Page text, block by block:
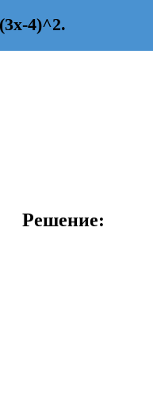
4)^2.
Решение: